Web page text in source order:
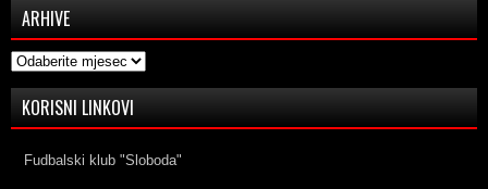
ARHIVE
Arhive
KORISNI LINKOVI
Fudbalski klub "Sloboda"